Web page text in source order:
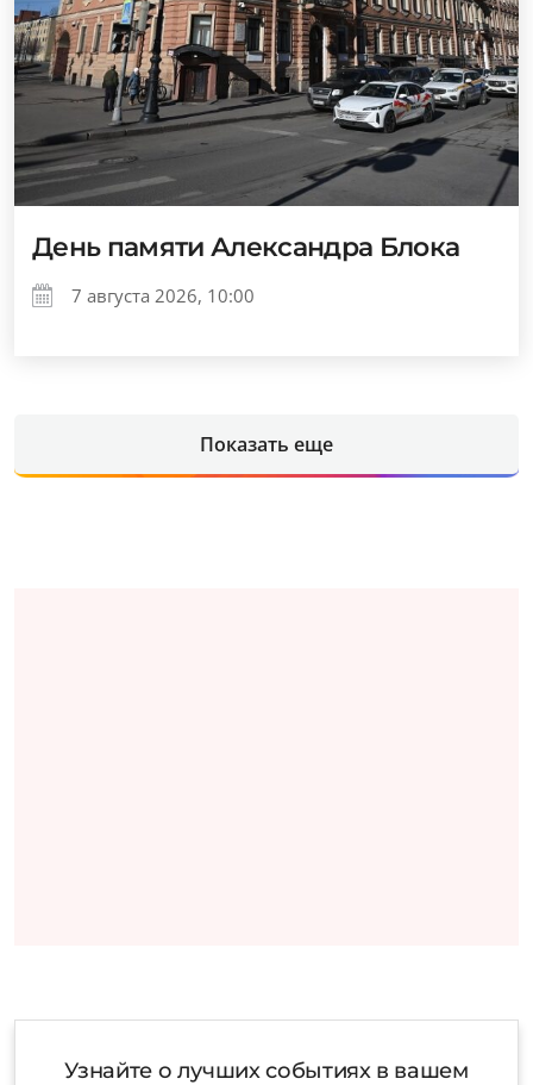
День памяти Александра Блока
7 августа 2026, 10:00
Показать еще
Узнайте о лучших событиях в вашем